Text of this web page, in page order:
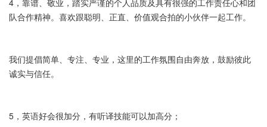
队合作精神。喜欢跟聪明、正直、价值观合拍的小伙伴一起工作。
我们提倡简单、专注、专业，这里的工作氛围自由奔放，鼓励彼此
诚实与信任。
5，英语好会很加分，有听译技能可以加高分；